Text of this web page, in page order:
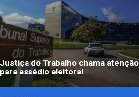
Justiça do Trabalho chama atenção
para assédio eleitoral